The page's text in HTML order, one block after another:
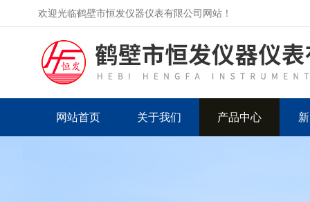
欢迎光临鹤壁市恒发仪器仪表有限公司网站！
网站首页 关于我们 产品中心